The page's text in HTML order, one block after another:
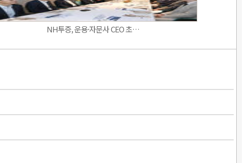
NH투증, 운용·자문사 CEO 초…